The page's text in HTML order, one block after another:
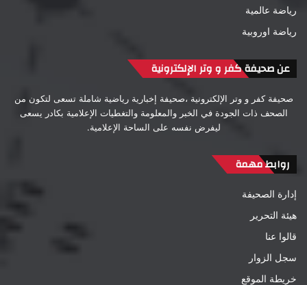
رياضة عالمية
رياضة اوروبية
عن صحيفة كفر و وتر الإلكترونية
صحيفة كفر و وتر الإلكترونية ،صحيفة إخبارية رياضية شاملة تسعى لتكون من
الصحف ذات الجودة في الخبر والمعلومة والتغطيات الإعلامية بكادر يسعى
ليفرض نفسه على الساحة الإعلامية.
روابط مهمة
إدارة الصحيفة
هيئة التحرير
قالوا عنا
سجل الزوار
خريطة الموقع